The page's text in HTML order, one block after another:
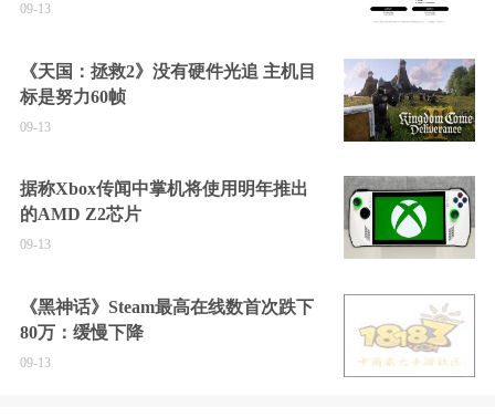
09-13
《天国：拯救2》没有硬件光追 主机目
标是努力60帧
09-13
据称Xbox传闻中掌机将使用明年推出
的AMD Z2芯片
09-13
《黑神话》Steam最高在线数首次跌下
80万：缓慢下降
09-13